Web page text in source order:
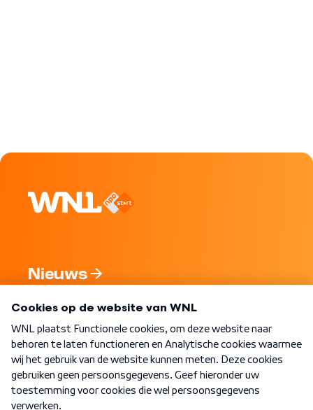
Nieuws
Nieuwsbrief
Word Lid